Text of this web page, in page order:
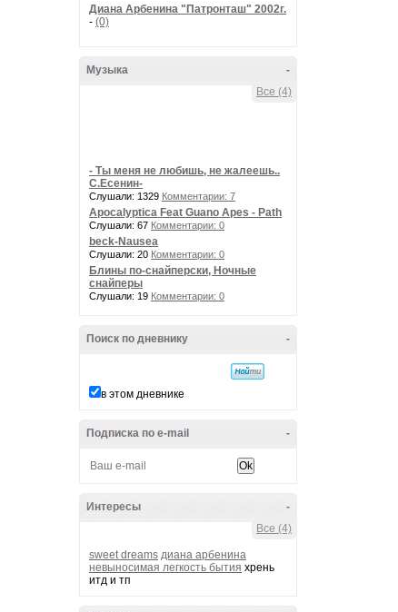
Диана Арбенина "Патронташ" 2002г.
- (0)
-
Музыка
Все (4)
- Ты меня не любишь, не жалеешь..
С.Есенин-
Слушали: 1329 Комментарии: 7
Apocalyptica Feat Guano Apes - Path
Слушали: 67 Комментарии: 0
beck-Nausea
Слушали: 20 Комментарии: 0
Блины по-снайперски, Ночные
снайперы
Слушали: 19 Комментарии: 0
-
Поиск по дневнику
в этом дневнике
-
Подписка по e-mail
-
Интересы
Все (4)
sweet dreams диана арбенина
невыносимая легкость бытия хрень
итд и тп